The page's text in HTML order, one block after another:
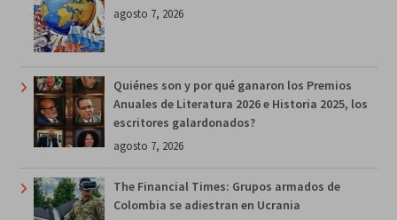
agosto 7, 2026
Quiénes son y por qué ganaron los Premios
Anuales de Literatura 2026 e Historia 2025, los
escritores galardonados?
agosto 7, 2026
The Financial Times: Grupos armados de
Colombia se adiestran en Ucrania